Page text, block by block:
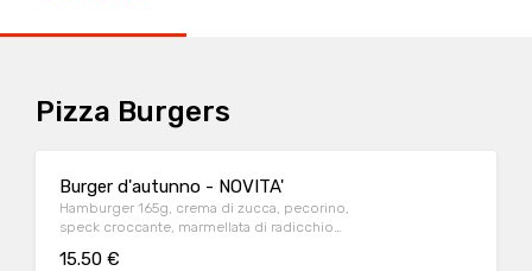
Pizza Burgers
Burger d'autunno - NOVITA'
Hamburger 165g, crema di zucca, pecorino,
speck croccante, marmellata di radicchio
15.50 €